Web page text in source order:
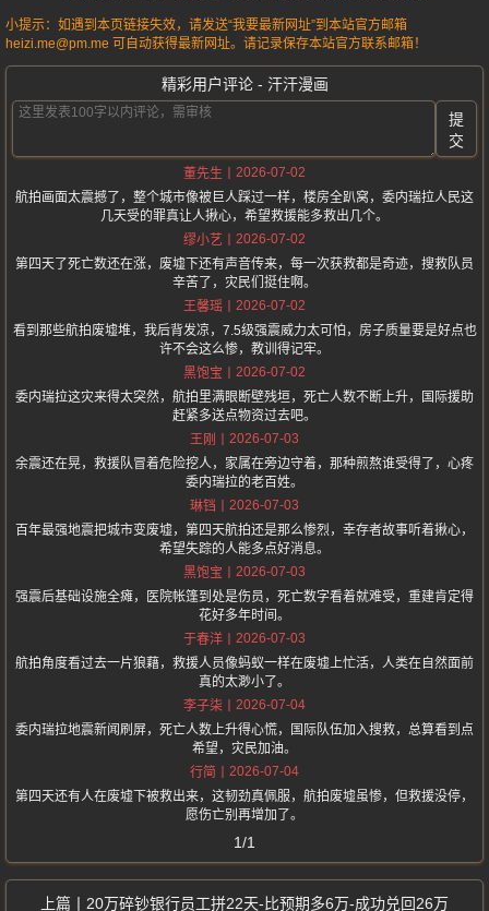
小提示：如遇到本页链接失效，请发送“我要最新网址”到本站官方邮箱
heizi.me@pm.me 可自动获得最新网址。请记录保存本站官方联系邮箱！
精彩用户评论 - 汗汗漫画
提
交
董先生
2026-07-02
航拍画面太震撼了，整个城市像被巨人踩过一样，楼房全趴窝，委内瑞拉人民这
几天受的罪真让人揪心，希望救援能多救出几个。
缪小艺
2026-07-02
第四天了死亡数还在涨，废墟下还有声音传来，每一次获救都是奇迹，搜救队员
辛苦了，灾民们挺住啊。
王馨瑶
2026-07-02
看到那些航拍废墟堆，我后背发凉，7.5级强震威力太可怕，房子质量要是好点也
许不会这么惨，教训得记牢。
黑饱宝
2026-07-02
委内瑞拉这灾来得太突然，航拍里满眼断壁残垣，死亡人数不断上升，国际援助
赶紧多送点物资过去吧。
王刚
2026-07-03
余震还在晃，救援队冒着危险挖人，家属在旁边守着，那种煎熬谁受得了，心疼
委内瑞拉的老百姓。
琳铛
2026-07-03
百年最强地震把城市变废墟，第四天航拍还是那么惨烈，幸存者故事听着揪心，
希望失踪的人能多点好消息。
黑饱宝
2026-07-03
强震后基础设施全瘫，医院帐篷到处是伤员，死亡数字看着就难受，重建肯定得
花好多年时间。
于春洋
2026-07-03
航拍角度看过去一片狼藉，救援人员像蚂蚁一样在废墟上忙活，人类在自然面前
真的太渺小了。
李子柒
2026-07-04
委内瑞拉地震新闻刷屏，死亡人数上升得心慌，国际队伍加入搜救，总算看到点
希望，灾民加油。
行简
2026-07-04
第四天还有人在废墟下被救出来，这韧劲真佩服，航拍废墟虽惨，但救援没停，
愿伤亡别再增加了。
1/1
20万碎钞银行员工拼22天-比预期多6万-成功兑回26万